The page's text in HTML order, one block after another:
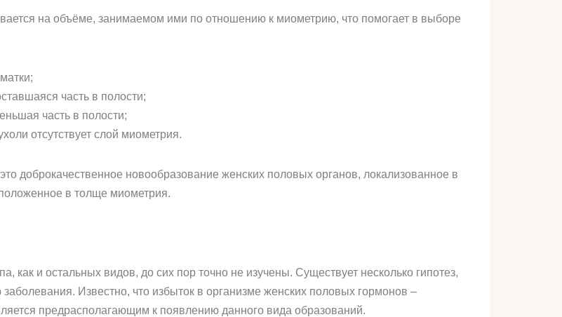
на объёме, занимаемом ими по отношению к миометрию, что помогает в выборе
часть в полости;
часть в полости;
отсутствует слой миометрия.
доброкачественное новообразование женских половых органов, локализованное в
в толще миометрия.
как и остальных видов, до сих пор точно не изучены. Существует несколько гипотез,
Известно, что избыток в организме женских половых гормонов –
предрасполагающим к появлению данного вида образований.